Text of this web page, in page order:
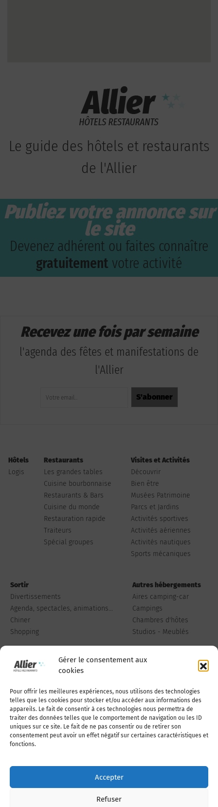
Gérer le consentement aux
cookies
Pour offrir les meilleures expériences, nous utilisons des technologies
telles que les cookies pour stocker et/ou accéder aux informations des
appareils. Le fait de consentir à ces technologies nous permettra de
traiter des données telles que le comportement de navigation ou les ID
uniques sur ce site. Le fait de ne pas consentir ou de retirer son
consentement peut avoir un effet négatif sur certaines caractéristiques et
fonctions.
Accepter
Refuser
Le guide des hôtels et restaurants
de l'Allier
Publiez votre annonce sur
le site
Devenez adhérent ou faites connaître
gratuitement votre activité
Recevez une fois par semaine
l'agenda des fêtes et manifestations de
l'Allier
Hôtels
Logis
Restaurants
Les grandes tables
Cuisine bourbonnaise
Restaurants & Bars
Cuisine du monde
Restauration rapide
Traiteurs
Spécial groupes
Visites et Activités
Découvrir
Bien être
Musées Patrimoine
Parcs et Jardins
Activités sportives
Activités aériennes
Activités nautiques
Sports mécaniques
Sortir
Divertissements
Agenda, spectacles, animations...
Chiner
Shopping
Autres hébergements
Aires camping-car
Campings
Chambres d'hôtes
Studios - Meublés
Qui sommes-nous Publiez votre annonce
Adhérer à l’association Nous contacter
Politique de cookies (UE)